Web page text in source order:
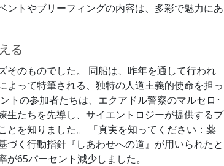
ントやブリーフィングの内容は、多彩で魅力にあ
る
のものでした。
同船は、昨年を通して行われ
よって特筆される、独特の人道主義的使命を担っ
トの参加者たちは、エクアドル警察のマルセロ･
生たちを先導し、サイエントロジーが提供するプ
とを知りました。 「真実を知ってください：薬
づく行動指針『しあわせへの道』が用いられたと
65パーセント減少しました。